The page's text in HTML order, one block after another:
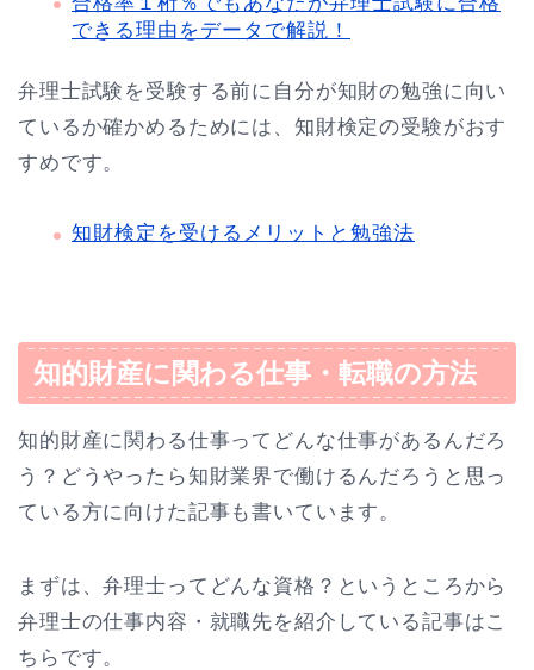
できる理由をデータで解説！
弁理士試験を受験する前に自分が知財の勉強に向い
ているか確かめるためには、知財検定の受験がおす
すめです。
知財検定を受けるメリットと勉強法
知的財産に関わる仕事・転職の方法
知的財産に関わる仕事ってどんな仕事があるんだろ
う？どうやったら知財業界で働けるんだろうと思っ
ている方に向けた記事も書いています。
まずは、弁理士ってどんな資格？というところから
弁理士の仕事内容・就職先を紹介している記事はこ
ちらです。